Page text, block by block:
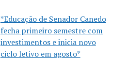
*Educação de Senador Canedo
fecha primeiro semestre com
investimentos e inicia novo
ciclo letivo em agosto*